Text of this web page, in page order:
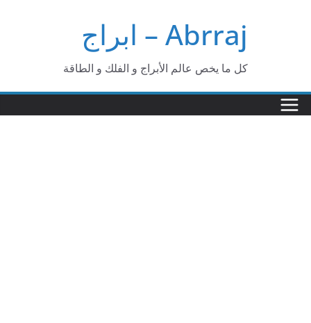
Abrraj – ابراج
كل ما يخص عالم الأبراج و الفلك و الطاقة